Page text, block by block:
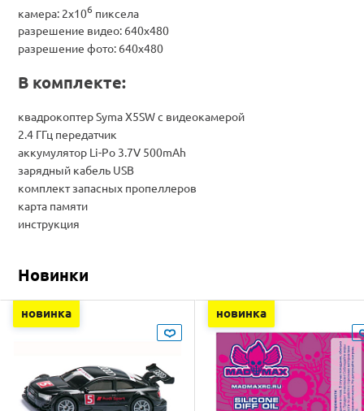
камера: 2x106 пиксела
разрешение видео: 640х480
разрешение фото: 640х480
В комплекте:
квадрокоптер Syma X5SW с видеокамерой
2.4 ГГц передатчик
аккумулятор Li-Po 3.7V 500mAh
зарядный кабель USB
комплект запасных пропеллеров
карта памяти
инструкция
Новинки
новинка новинка